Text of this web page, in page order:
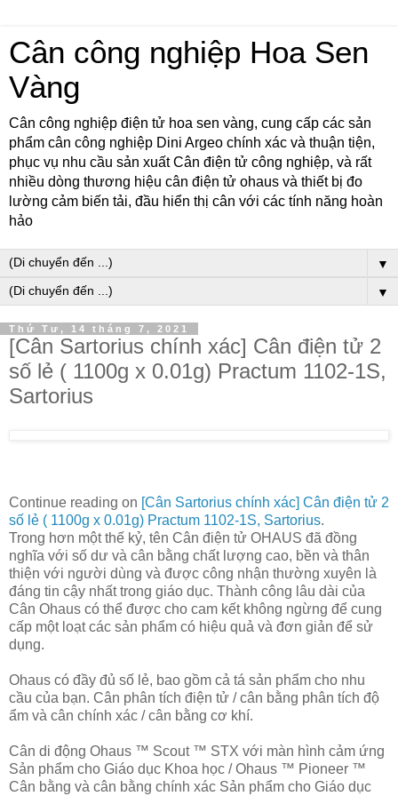
Cân công nghiệp Hoa Sen
Vàng
Cân công nghiệp điện tử hoa sen vàng, cung cấp các sản
phẩm cân công nghiệp Dini Argeo chính xác và thuận tiện,
phục vụ nhu cầu sản xuất Cân điện tử công nghiệp, và rất
nhiều dòng thương hiệu cân điện tử ohaus và thiết bị đo
lường cảm biến tải, đầu hiển thị cân với các tính năng hoàn
hảo
▼
▼
Thứ Tư, 14 tháng 7, 2021
[Cân Sartorius chính xác] Cân điện tử 2
số lẻ ( 1100g x 0.01g) Practum 1102-1S,
Sartorius
Continue reading on [Cân Sartorius chính xác] Cân điện tử 2
số lẻ ( 1100g x 0.01g) Practum 1102-1S, Sartorius.
Trong hơn một thế kỷ, tên Cân điện tử OHAUS đã đồng
nghĩa với số dư và cân bằng chất lượng cao, bền và thân
thiện với người dùng và được công nhận thường xuyên là
đáng tin cậy nhất trong giáo dục. Thành công lâu dài của
Cân Ohaus có thể được cho cam kết không ngừng để cung
cấp một loạt các sản phẩm có hiệu quả và đơn giản để sử
dụng.
Ohaus có đầy đủ số lẻ, bao gồm cả tá sản phẩm cho nhu
cầu của bạn. Cân phân tích điện tử / cân bằng phân tích độ
ẩm và cân chính xác / cân bằng cơ khí.
Cân di động Ohaus ™ Scout ™ STX với màn hình cảm ứng
Sản phẩm cho Giáo dục Khoa học / Ohaus ™ Pioneer ™
Cân bằng và cân bằng chính xác Sản phẩm cho Giáo dục